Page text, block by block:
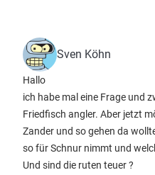
Sven Köhn
Hallo
ich habe mal eine Frage und
Friedfisch angler. Aber jetzt
Zander und so gehen da
so für Schnur nimmt und
Und sind die ruten teuer ?